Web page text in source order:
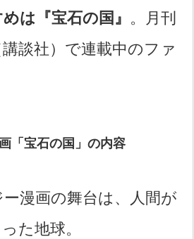
は『宝石の国』 。月刊
談社）で連載中のファ
「宝石の国」の内容
漫画の舞台は、人間が
た地球。